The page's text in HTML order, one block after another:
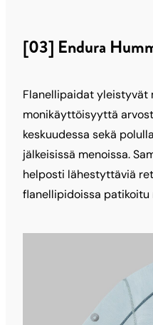
[03] Endura
Flanellipaidat yleistyvät
monikäyttöisyyttä
keskuudessa sekä
jälkeisissä menoissa.
helposti lähestyttäviä
flanellipidoissa patikoitu